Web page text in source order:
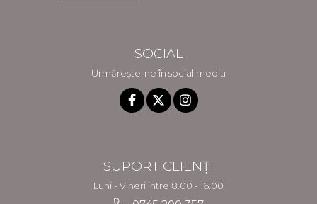
SOCIAL
Urmărește-ne în social media
SUPORT CLIENȚI
Luni - Vineri intre 8.00 - 16.00